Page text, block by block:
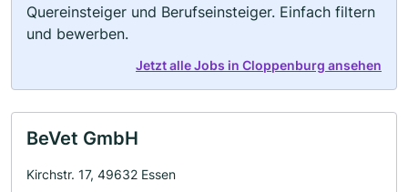
Quereinsteiger und Berufseinsteiger. Einfach filtern
und bewerben.
Jetzt alle Jobs in Cloppenburg ansehen
BeVet GmbH
Kirchstr. 17, 49632 Essen